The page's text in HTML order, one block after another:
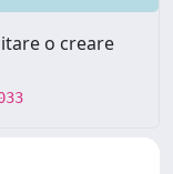
o creare